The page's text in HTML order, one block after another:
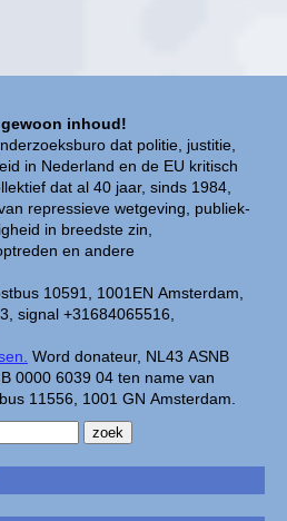
inhoud!
dat politie, justitie,
in Nederland en de EU kritisch
dat al 40 jaar, sinds 1984,
repressieve wetgeving, publiek-
in breedste zin,
en andere
10591, 1001EN Amsterdam,
signal +31684065516,
Word donateur, NL43 ASNB
0000 6039 04 ten name van
11556, 1001 GN Amsterdam.